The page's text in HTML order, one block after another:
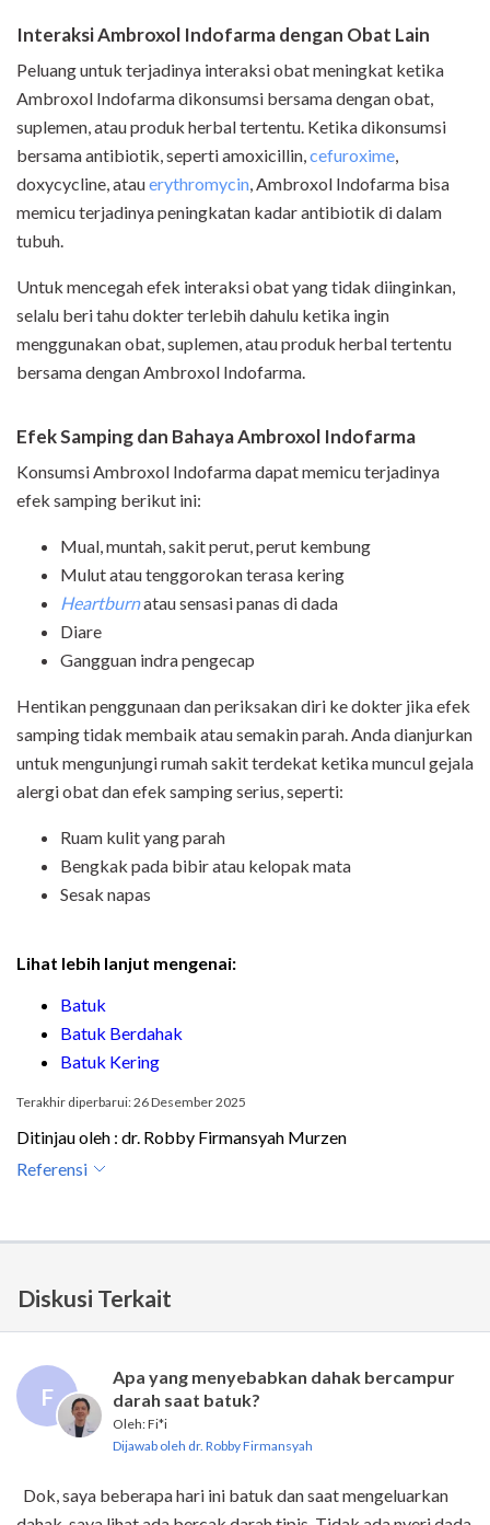
Interaksi Ambroxol Indofarma dengan Obat Lain
Peluang untuk terjadinya interaksi obat meningkat ketika
Ambroxol Indofarma dikonsumsi bersama dengan obat,
suplemen, atau produk herbal tertentu. Ketika dikonsumsi
bersama antibiotik, seperti amoxicillin,cefuroxime,
doxycycline, atauerythromycin, Ambroxol Indofarma bisa
memicu terjadinya peningkatan kadar antibiotik di dalam
tubuh.
Untuk mencegah efek interaksi obat yang tidak diinginkan,
selalu beri tahu dokter terlebih dahulu ketika ingin
menggunakan obat, suplemen, atau produk herbal tertentu
bersama dengan Ambroxol Indofarma.
Efek Samping dan Bahaya Ambroxol Indofarma
Konsumsi Ambroxol Indofarma dapat memicu terjadinya
efek samping berikut ini:
Mual, muntah, sakit perut, perut kembung
Mulut atau tenggorokan terasa kering
Heartburnatau sensasi panas di dada
Diare
Gangguan indra pengecap
Hentikan penggunaan dan periksakan diri ke dokter jika efek
samping tidak membaik atau semakin parah. Anda dianjurkan
untuk mengunjungi rumah sakit terdekat ketika muncul gejala
alergi obat dan efek samping serius, seperti:
Ruam kulit yang parah
Bengkak pada bibir atau kelopak mata
Sesak napas
Lihat lebih lanjut mengenai:
Batuk
Batuk Berdahak
Batuk Kering
Terakhir diperbarui: 26 Desember 2025